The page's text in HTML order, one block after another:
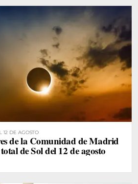
12 DE AGOSTO
de la Comunidad de Madrid
de Sol del 12 de agosto